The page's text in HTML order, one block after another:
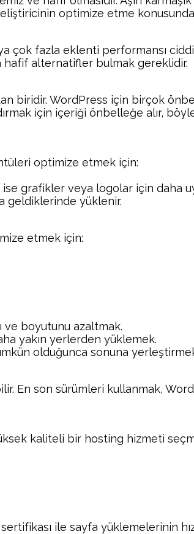
optimize etme
çok fazla eklenti performansı
hafif alternatifler bulmak gereklidir.
biridir. WordPress için birçok
için içeriği önbelleğe alır,
optimize etmek için:
grafikler veya logolar için daha
geldiklerinde yüklenir.
etmek için:
ve boyutunu azaltmak.
yakın yerlerden yüklemek.
olduğunca sonuna
En son sürümleri kullanmak,
kaliteli bir hosting hizmeti
ile sayfa yüklemelerinin